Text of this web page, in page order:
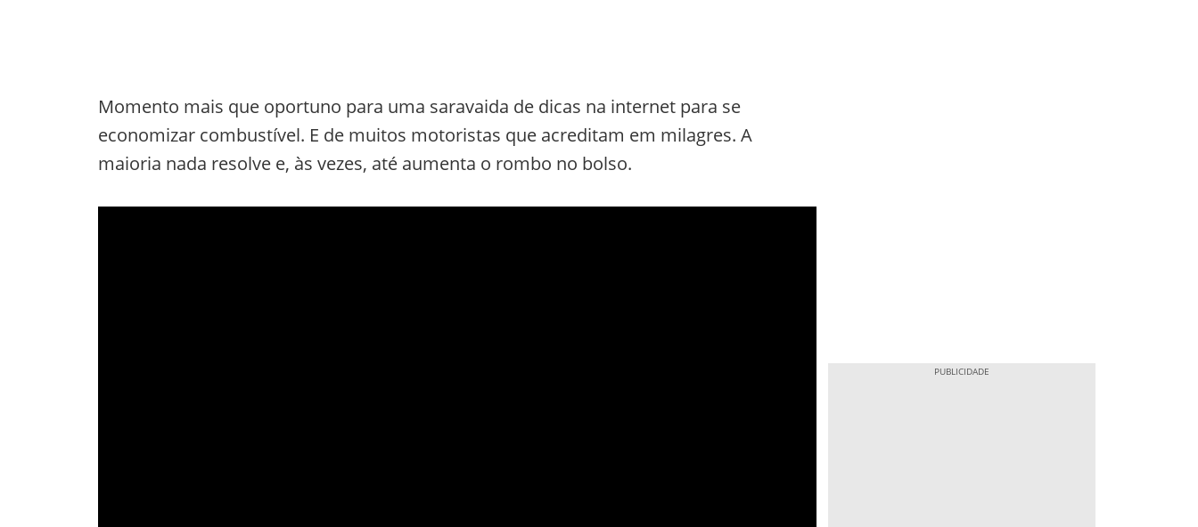
Momento mais que oportuno para uma saravaida de dicas na internet para se
economizar combustível. E de muitos motoristas que acreditam em milagres. A
maioria nada resolve e, às vezes, até aumenta o rombo no bolso.